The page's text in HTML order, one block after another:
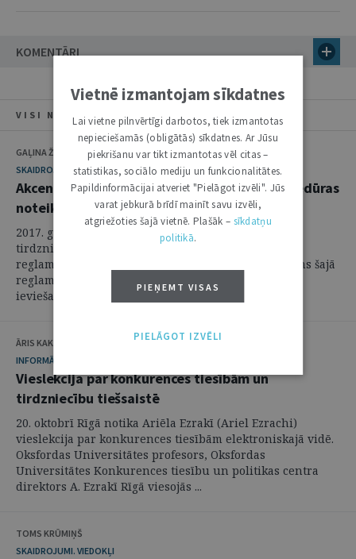
KOMENTĀRI
VISI NUMURA RAKSTI
GAĻINA ŽUKOVA, HOSĒ RIKARDO FERISS
SKAIDROJUMI. VIEDOKĻI
Akcents uz efektivitāti: ICC Paātrinātās procedūras
noteikumi
2017. gada 1. martā stājās spēkā Starptautiskās
tirdzniecības kameras (turpmāk – ICC) Šķīrējtiesas
reglamenta jaunā redakcija. Būtiskākais jauninājums šajā
reglamentā ir paātrinātās šķīrējtiesas procedūras
ieviešana attiecībā uz strīdiem, kuru summa ...
ĀRIS KAKSTĀNS
INFORMĀCIJA
Vieslekcija par konkurences tiesībām un
tirdzniecību tiešsaistē
20. oktobrī Rīgā notika Ariēla Ezrakī (Ariel Ezrachi)
vieslekcija par konkurences tiesībām elektroniskajā vidē.
Oksfordas Universitātes profesors, Oksfordas
Universitātes Konkurences tiesību un politikas centra
direktors A. Ezrakī Rīgā viesojās ...
TOMS KRŪMIŅŠ
SKAIDROJUMI. VIEDOKĻI
Vietnē izmantojam sīkdatnes
Lai vietne pilnvērtīgi darbotos, tiek izmantotas
nepieciešamās (obligātās) sīkdatnes. Ar Jūsu
piekrišanu var tikt izmantotas vēl citas –
statistikas, sociālo mediju un funkcionalitātes.
Papildinformācijai atveriet "Pielāgot izvēli". Jūs
varat jebkurā brīdī mainīt savu izvēli,
atgriežoties šajā vietnē. Plašāk – sīkdatņu
politikā.
PIEŅEMT VISAS
PIELĀGOT IZVĒLI